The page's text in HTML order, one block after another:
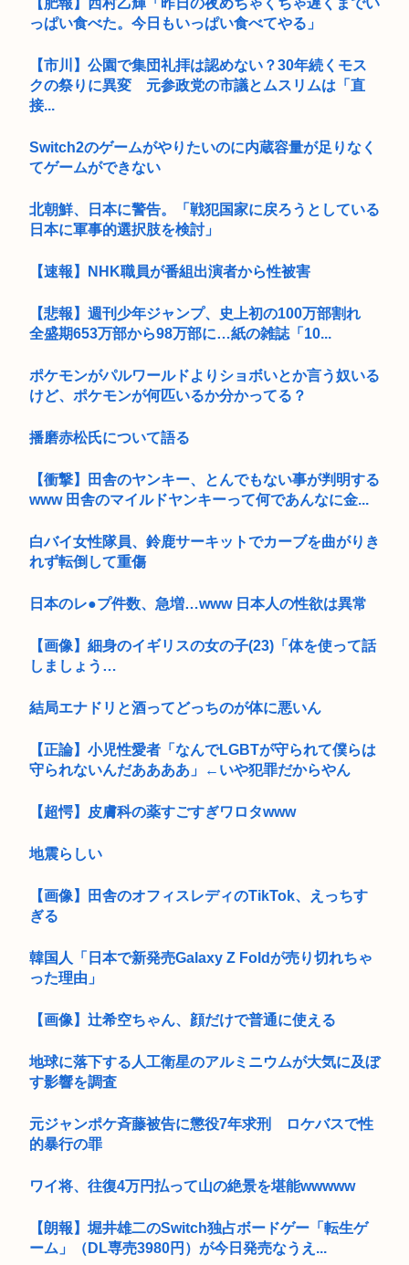
っぱい食べた。今日もいっぱい食べてやる」
【市川】公園で集団礼拝は認めない？30年続くモス
クの祭りに異変 元参政党の市議とムスリムは「直
接...
Switch2のゲームがやりたいのに内蔵容量が足りなく
てゲームができない
北朝鮮、日本に警告。「戦犯国家に戻ろうとしている
日本に軍事的選択肢を検討」
【速報】NHK職員が番組出演者から性被害
【悲報】週刊少年ジャンプ、史上初の100万部割れ
全盛期653万部から98万部に…紙の雑誌「10...
ポケモンがパルワールドよりショボいとか言う奴いる
けど、ポケモンが何匹いるか分かってる？
播磨赤松氏について語る
【衝撃】田舎のヤンキー、とんでもない事が判明する
www 田舎のマイルドヤンキーって何であんなに金...
白バイ女性隊員、鈴鹿サーキットでカーブを曲がりき
れず転倒して重傷
日本のレ●プ件数、急増…www 日本人の性欲は異常
【画像】細身のイギリスの女の子(23)「体を使って話
しましょう…
結局エナドリと酒ってどっちのが体に悪いん
【正論】小児性愛者「なんでLGBTが守られて僕らは
守られないんだああああ」←いや犯罪だからやん
【超愕】皮膚科の薬すごすぎワロタwww
地震らしい
【画像】田舎のオフィスレディのTikTok、えっちす
ぎる
韓国人「日本で新発売Galaxy Z Foldが売り切れちゃ
った理由」
【画像】辻希空ちゃん、顔だけで普通に使える
地球に落下する人工衛星のアルミニウムが大気に及ぼ
す影響を調査
元ジャンポケ斉藤被告に懲役7年求刑 ロケバスで性
的暴行の罪
ワイ将、往復4万円払って山の絶景を堪能wwwww
【朗報】堀井雄二のSwitch独占ボードゲー「転生ゲ
ーム」（DL専売3980円）が今日発売なうえ...